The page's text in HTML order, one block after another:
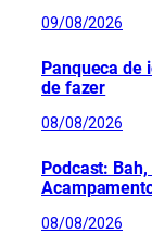
09/08/2026
Panqueca de
de fazer
08/08/2026
Podcast:
08/08/2026